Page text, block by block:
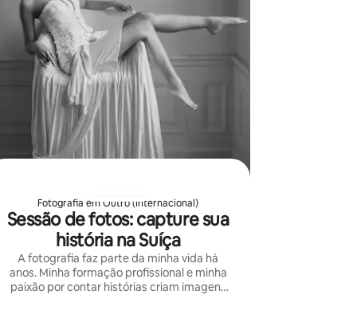
Fotografia em Outro (Internacional)
Sessão de fotos: capture sua
história na Suíça
A fotografia faz parte da minha vida há
anos. Minha formação profissional e minha
paixão por contar histórias criam imagens